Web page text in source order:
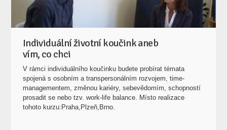
Individuální životní koučink aneb
vím, co chci
V rámci individuálního koučinku budete probírat témata
spojená s osobním a transpersonálním rozvojem, time-
managementem, změnou kariéry, sebevědomím, schopností
prosadit se nebo tzv. work-life balance. Místo realizace
tohoto kurzu:Praha,Plzeň,Brno.